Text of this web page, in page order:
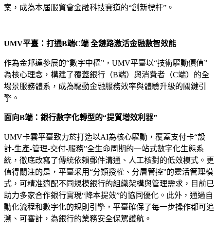
案，成為本屆服貿會金融科技賽道的“創新標杆”。
UMV平臺：打通B端C端 全鏈路激活金融數智效能​
作為金邦達參展的“數字中樞”，UMV平臺以“技術驅動價值”
為核心理念，構建了覆蓋銀行（B端）與消費者（C端）的全
場景服務體系，成為驅動金融服務效率與體驗升級的關鍵引
擎。
面向B端：銀行數字化轉型的“提質增效利器”
UMV卡雲平臺致力於打造以AI為核心驅動，覆蓋支付卡“設
計-生產-管理-交付-服務”全生命周期的一站式數字化生態系
統，徹底改寫了傳統依賴郵件溝通、人工核對的低效模式。更
值得關注的是，平臺采用“分類授權、分層管控”的靈活管理模
式，可精准適配不同規模銀行的組織架構與管理需求，目前已
助力多家合作銀行實現“降本提效”的協同優化。此外，通過自
動化流程和數字化的規則引擎，平臺確保了每一步操作都可追
溯、可審計，為銀行的業務安全保駕護航。